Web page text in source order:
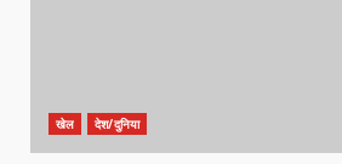
खेल देश/दुनिया